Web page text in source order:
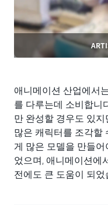
애니메이션 산업에서
를 다루는데 소비합니
만 완성할 경우도 있지
많은 캐릭터를 조각할
게 많은 모델을 만들어
었으며, 애니메이션에
전에도 큰 도움이 되었